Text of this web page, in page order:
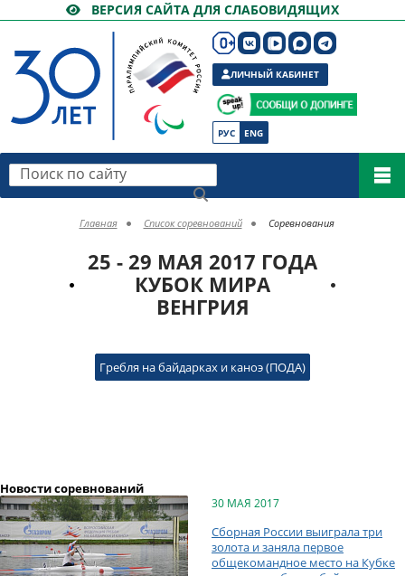
ВЕРСИЯ САЙТА ДЛЯ СЛАБОВИДЯЩИХ
РУС ENG
ЛИЧНЫЙ КАБИНЕТ
Поиск по сайту
Главная Список соревнований Соревнования
25 - 29 МАЯ 2017 ГОДА
КУБОК МИРА
ВЕНГРИЯ
Гребля на байдарках и каноэ (ПОДА)
Новости соревнований
30 МАЯ 2017
Сборная России выиграла три
золота и заняла первое
общекомандное место на Кубке